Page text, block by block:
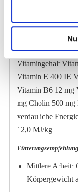
3,87 %
Phosphor 0,4 %
0,6 % Eisen 100
90 mg Selen 0,45
Vitamingehalt
Vitamin E 400 IE
Vitamin B6 12 mg
mg Cholin 500 mg
verdauliche
12,0 MJ/kg
Fütterungsempfehlung
Mittlere Arbeit:
Körpergewicht